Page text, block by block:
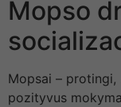
Mopso
Mopsai –
pozityvus